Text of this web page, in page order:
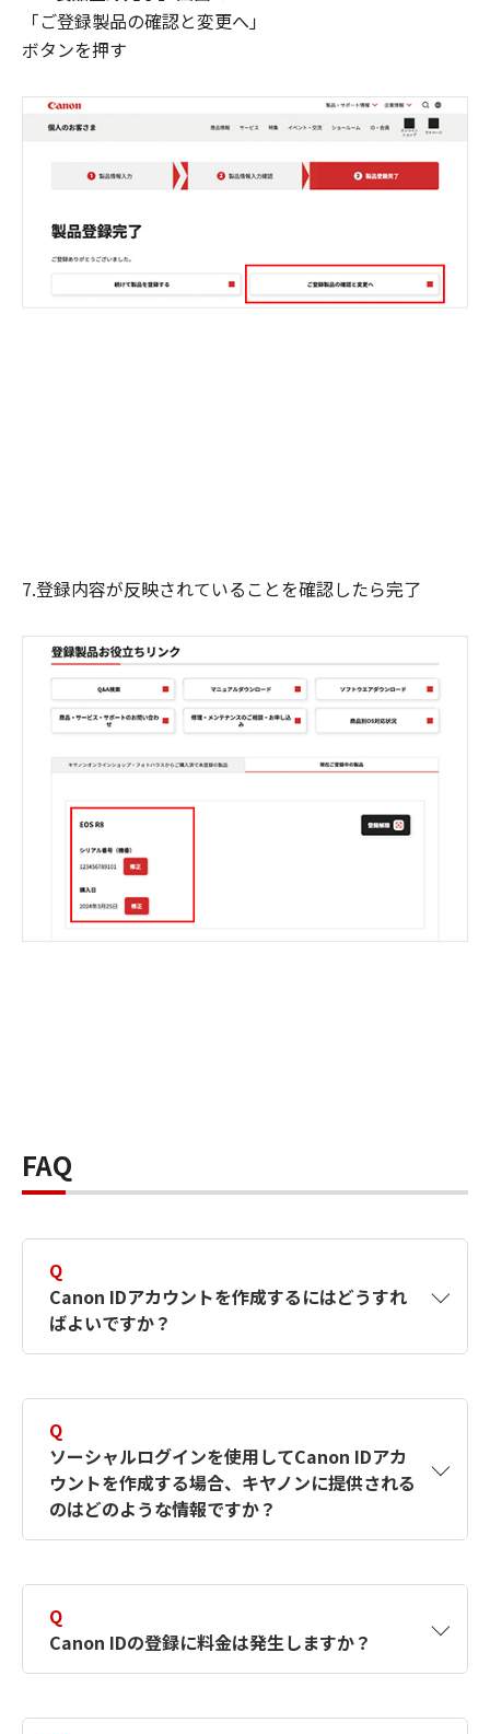
「ご登録製品の確認と変更へ」
ボタンを押す
7.登録内容が反映されていることを確認したら完了
FAQ
Q
Canon IDアカウントを作成するにはどうすれ
ばよいですか？
す。詳しい作成方法は【カメラ】Canon IDとは
何ですか？Canon IDの作成方法は？をご確認く
ださい。
Q
ソーシャルログインを使用してCanon IDアカ
ウントを作成する場合、キヤノンに提供される
のはどのような情報ですか？
択したサービスから取得します。アカウントを
簡単に作成できるように、この情報を使用して
Canon IDの登録フォームを入力します。
Q
Canon IDの登録に料金は発生しますか？